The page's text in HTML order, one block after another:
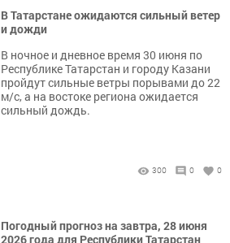
В Татарстане ожидаются сильный ветер
и дожди
В ночное и дневное время 30 июня по
Республике Татарстан и городу Казани
пройдут сильные ветры порывами до 22
м/с, а на востоке региона ожидается
сильный дождь.
300 0 0
Погодный прогноз на завтра, 28 июня
2026 года для Республики Татарстан